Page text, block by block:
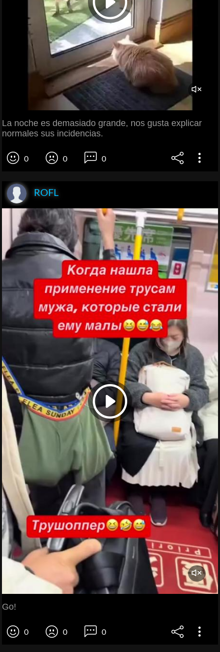
La noche es demasiado grande, nos gusta explicar
normales sus incidencias.
0 0 0
ROFL
Go!
0 0 0